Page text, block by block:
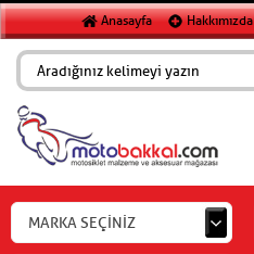
Anasayfa Hakkımızda
MARKA SEÇİNİZ